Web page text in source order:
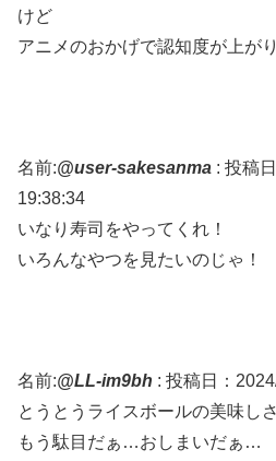
けど
アニメのおかげで認知度が上が
名前:@user-sakesanma : 投稿
19:38:34
いなり寿司をやってくれ！
いろんなやつを見たいのじゃ！
名前:@LL-im9bh : 投稿日：
とうとうライスボールの美味し
もう駄目だぁ…おしまいだぁ…